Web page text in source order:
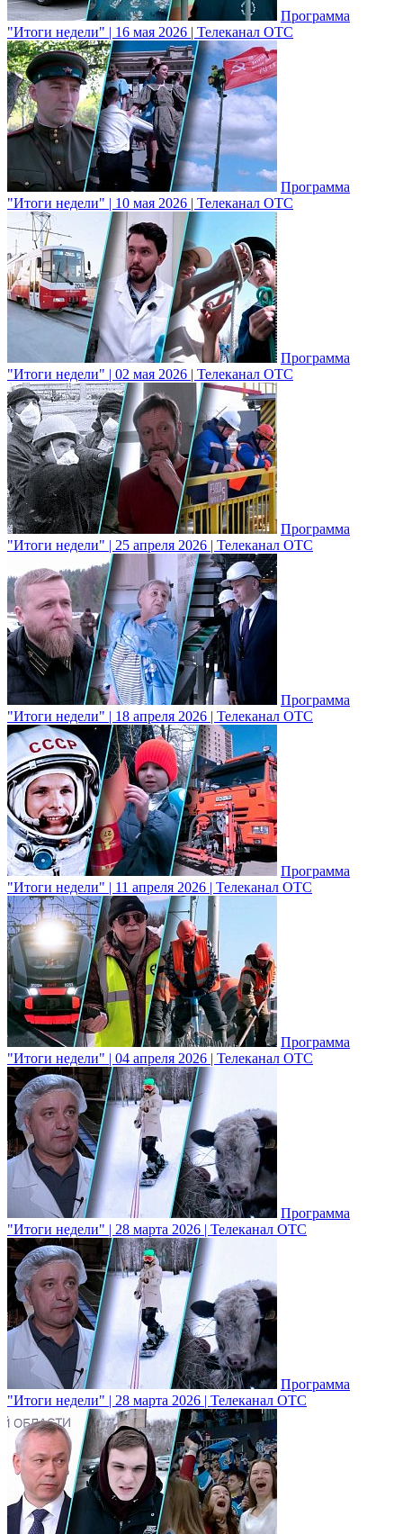
Программа
"Итоги недели" | 16 мая 2026 | Телеканал ОТС
Программа
"Итоги недели" | 10 мая 2026 | Телеканал ОТС
Программа
"Итоги недели" | 02 мая 2026 | Телеканал ОТС
Программа
"Итоги недели" | 25 апреля 2026 | Телеканал ОТС
Программа
"Итоги недели" | 18 апреля 2026 | Телеканал ОТС
Программа
"Итоги недели" | 11 апреля 2026 | Телеканал ОТС
Программа
"Итоги недели" | 04 апреля 2026 | Телеканал ОТС
Программа
"Итоги недели" | 28 марта 2026 | Телеканал ОТС
Программа
"Итоги недели" | 28 марта 2026 | Телеканал ОТС